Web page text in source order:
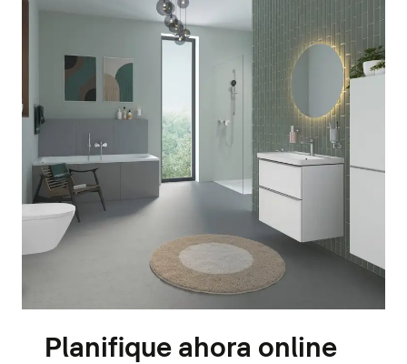
Planifique ahora online